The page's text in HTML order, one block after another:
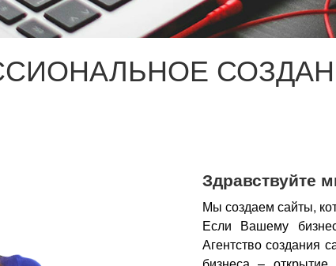
Здравствуйте
Мы создаем сайты,
Если Вашему
Агентство создания